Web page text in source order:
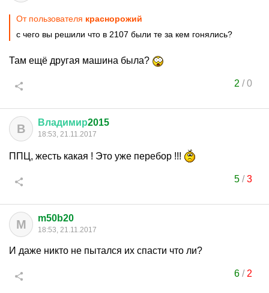
От пользователя краснорожий
с чего вы решили что в 2107 были те за кем гонялись?
Там ещё другая машина была?
2 /0
В Владимир2015
18:53, 21.11.2017
ППЦ, жесть какая ! Это уже перебор !!!
5/3
M m50b20
18:53, 21.11.2017
И даже никто не пытался их спасти что ли?
6/ 2